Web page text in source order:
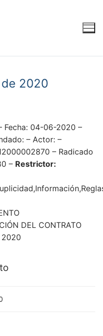
2020
Fecha: 04-06-2020 –
– Actor: –
– Radicado
– Restrictor:
DEL CONTRATO
2020